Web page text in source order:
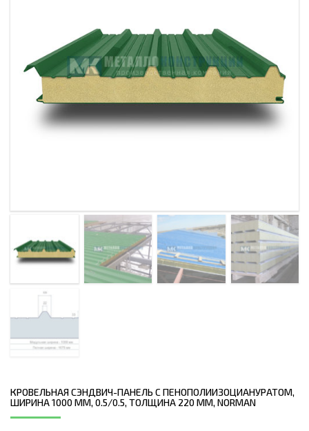
КРОВЕЛЬНАЯ СЭНДВИЧ-ПАНЕЛЬ С ПЕНОПОЛИИЗОЦИАНУРАТОМ,
ШИРИНА 1000 ММ, 0.5/0.5, ТОЛЩИНА 220 ММ, NORMAN